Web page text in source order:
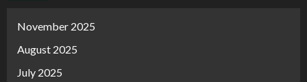
November 2025
August 2025
July 2025